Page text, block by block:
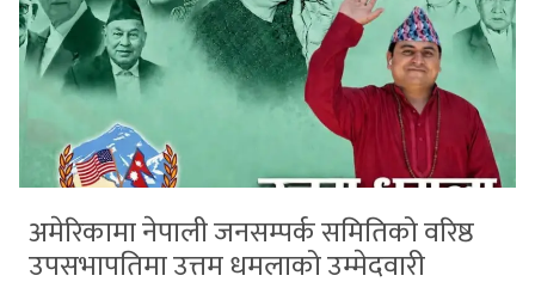
अमेरिकामा नेपाली जनसम्पर्क समितिको वरिष्ठ
उपसभापतिमा उत्तम धमलाको उम्मेदवारी